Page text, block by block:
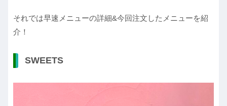
それでは早速メニューの詳細&今回注文したメニューを紹
介！
SWEETS